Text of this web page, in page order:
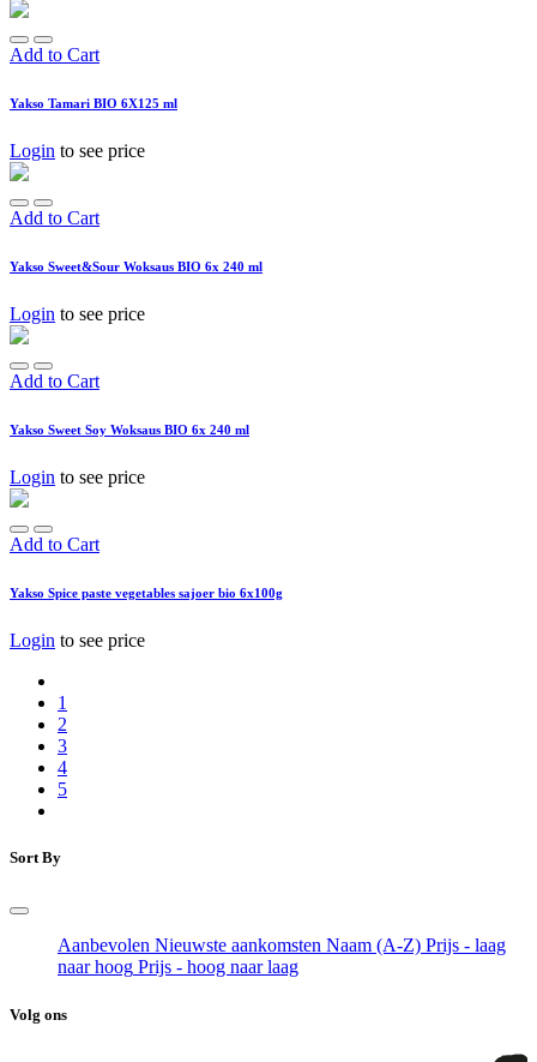
Add to Cart
Yakso Tamari BIO 6X125 ml
Login to see price
Add to Cart
Yakso Sweet&Sour Woksaus BIO 6x 240 ml
Login to see price
Add to Cart
Yakso Sweet Soy Woksaus BIO 6x 240 ml
Login to see price
Add to Cart
Yakso Spice paste vegetables sajoer bio 6x100g
Login to see price
1
2
3
4
5
Sort By
Aanbevolen Nieuwste aankomsten Naam (A-Z) Prijs - laag
naar hoog Prijs - hoog naar laag
Volg ons